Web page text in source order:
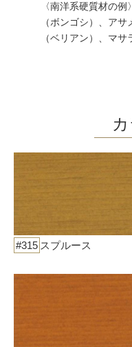
〈南洋系硬質材の
（ボンゴシ）、ア
（ベリアン）、マ
#315 スプルース